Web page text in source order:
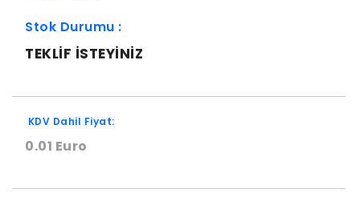
Stok Durumu :
TEKLIF ISTEYINIZ
KDV Dahil Fiyat:
0.01 Euro